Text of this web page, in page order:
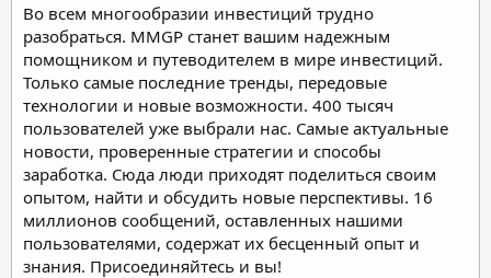
Во всем многообразии инвестиций трудно
разобраться. MMGP станет вашим надежным
помощником и путеводителем в мире инвестиций.
Только самые последние тренды, передовые
технологии и новые возможности. 400 тысяч
пользователей уже выбрали нас. Самые актуальные
новости, проверенные стратегии и способы
заработка. Сюда люди приходят поделиться своим
опытом, найти и обсудить новые перспективы. 16
миллионов сообщений, оставленных нашими
пользователями, содержат их бесценный опыт и
знания. Присоединяйтесь и вы!